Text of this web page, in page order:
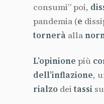
consumi” poi,
pandemia (e
torneràalla
L’opinione più
dell’inflazione,
rialzodeitassi